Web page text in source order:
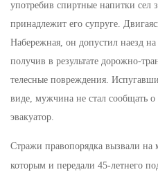
употребив спиртные напитки сел
принадлежит его супруге.
Набережная, он допустил наезд
получив в результате дорожно-
телесные повреждения.
виде, мужчина не стал сообщать
эвакуатор.
Стражи правопорядка вызвали
которым и передали 45-летнего